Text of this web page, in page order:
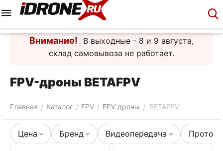
Внимание!
В выходные - 8 и 9 августа,
склад самовывоза не работает.
FPV-дроны BETAFPV
Главная / Каталог / FPV / FPV дроны / BETAFPV
Цена Бренд Видеопередача
Корзина